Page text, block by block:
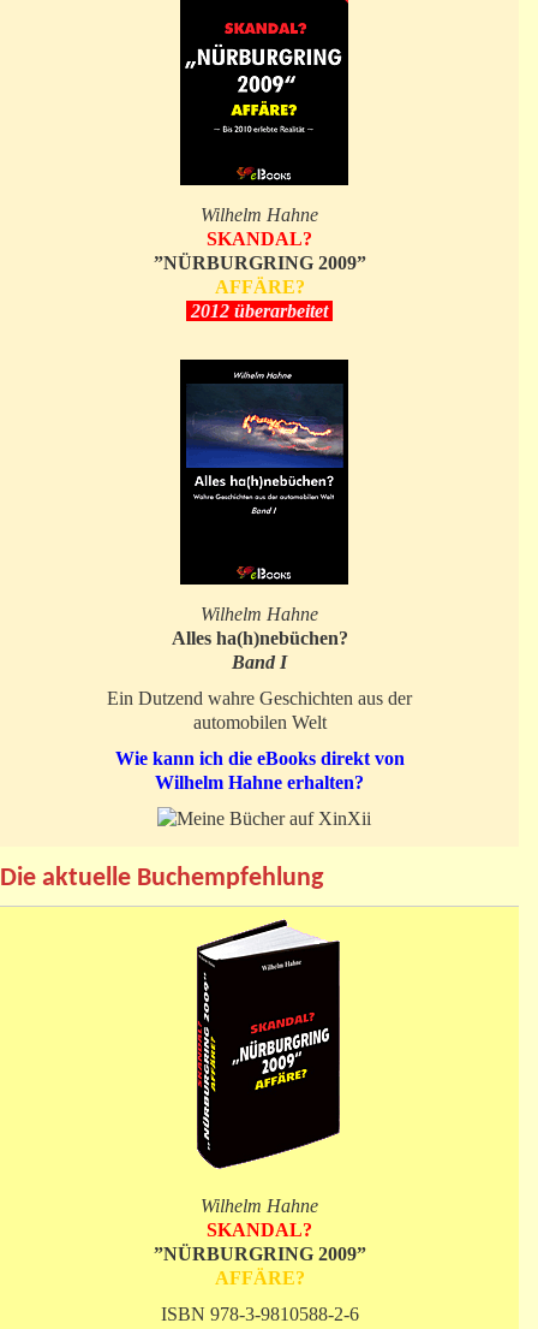
Wilhelm Hahne
SKANDAL?
”NÜRBURGRING 2009”
AFFÄRE?
2012 überarbeitet
Wilhelm Hahne
Alles ha(h)nebüchen?
Band I
Ein Dutzend wahre Geschichten aus der
automobilen Welt
Wie kann ich die eBooks direkt von
Wilhelm Hahne erhalten?
Die aktuelle Buchempfehlung
Wilhelm Hahne
SKANDAL?
”NÜRBURGRING 2009”
AFFÄRE?
ISBN 978-3-9810588-2-6